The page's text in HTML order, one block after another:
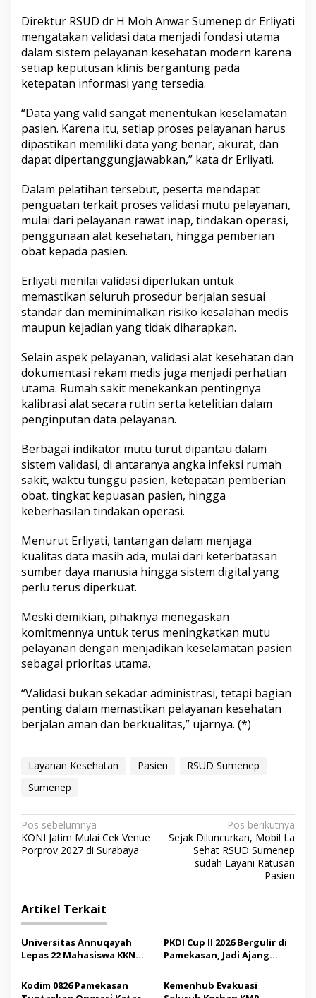
e
s
e
l
a
m
a
n
P
a
s
e
n
Direktur RSUD dr H Moh Anwar Sumenep dr Erliyati
mengatakan validasi data menjadi fondasi utama
dalam sistem pelayanan kesehatan modern karena
setiap keputusan klinis bergantung pada
ketepatan informasi yang tersedia.
“Data yang valid sangat menentukan keselamatan
pasien. Karena itu, setiap proses pelayanan harus
dipastikan memiliki data yang benar, akurat, dan
dapat dipertanggungjawabkan,” kata dr Erliyati.
Dalam pelatihan tersebut, peserta mendapat
penguatan terkait proses validasi mutu pelayanan,
mulai dari pelayanan rawat inap, tindakan operasi,
penggunaan alat kesehatan, hingga pemberian
obat kepada pasien.
Erliyati menilai validasi diperlukan untuk
memastikan seluruh prosedur berjalan sesuai
standar dan meminimalkan risiko kesalahan medis
maupun kejadian yang tidak diharapkan.
Selain aspek pelayanan, validasi alat kesehatan dan
dokumentasi rekam medis juga menjadi perhatian
utama. Rumah sakit menekankan pentingnya
kalibrasi alat secara rutin serta ketelitian dalam
penginputan data pelayanan.
Berbagai indikator mutu turut dipantau dalam
sistem validasi, di antaranya angka infeksi rumah
sakit, waktu tunggu pasien, ketepatan pemberian
obat, tingkat kepuasan pasien, hingga
keberhasilan tindakan operasi.
Menurut Erliyati, tantangan dalam menjaga
kualitas data masih ada, mulai dari keterbatasan
sumber daya manusia hingga sistem digital yang
perlu terus diperkuat.
Meski demikian, pihaknya menegaskan
komitmennya untuk terus meningkatkan mutu
pelayanan dengan menjadikan keselamatan pasien
sebagai prioritas utama.
“Validasi bukan sekadar administrasi, tetapi bagian
penting dalam memastikan pelayanan kesehatan
berjalan aman dan berkualitas,” ujarnya. (*)
Layanan Kesehatan Pasien
RSUD Sumenep
Sumenep
N
a
g
a
s
i
p
Pos sebelumnya
KONI Jatim Mulai Cek Venue
Porprov 2027 di Surabaya
Pos berikutnya
Sejak Diluncurkan, Mobil La
Sehat RSUD Sumenep
sudah Layani Ratusan
Pasien
Artikel Terkait
Universitas Annuqayah
Lepas 22 Mahasiswa KKN
Saudi
PKDI Cup II 2026 Bergulir di
Pamekasan, Jadi Ajang
Madura
Kodim 0826 Pamekasan
Kemenhub Evakuasi